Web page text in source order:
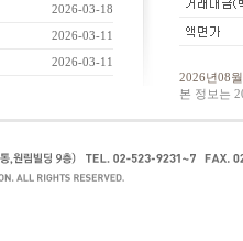
2026-03-18
2026-03-11
2026-03-11
2026년08
본 정보는